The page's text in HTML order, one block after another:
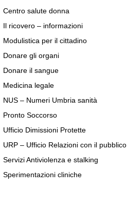
Centro salute donna
Il ricovero – informazioni
Modulistica per il cittadino
Donare gli organi
Donare il sangue
Medicina legale
NUS – Numeri Umbria sanità
Pronto Soccorso
Ufficio Dimissioni Protette
URP – Ufficio Relazioni con il pubblico
Servizi Antiviolenza e stalking
Sperimentazioni cliniche